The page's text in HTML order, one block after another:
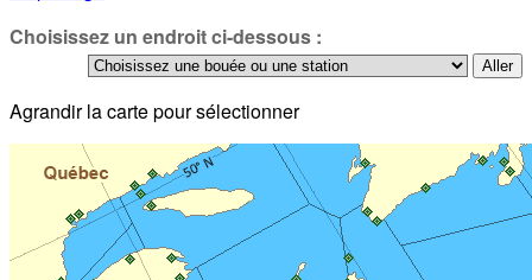
Choisissez un endroit ci-dessous :
Agrandir la carte pour sélectionner